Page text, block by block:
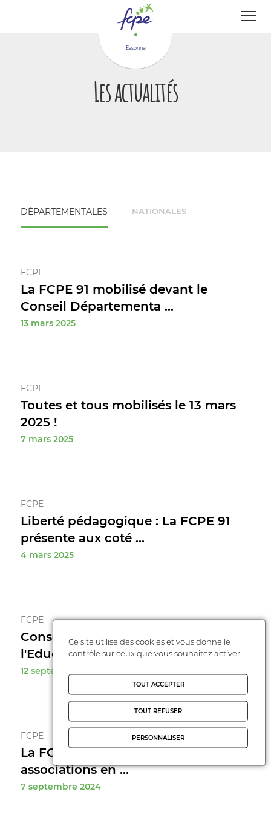
Essonne
Les actualités
DÉPARTEMENTALES NATIONALES
FCPE
La FCPE 91 mobilisé devant le
Conseil Départementa ...
13 mars 2025
FCPE
Toutes et tous mobilisés le 13 mars
2025 !
7 mars 2025
FCPE
Liberté pédagogique : La FCPE 91
présente aux coté ...
4 mars 2025
FCPE
Conseil Départemental de
l'Education Nationale de ...
12 septembre 2024
FCPE
La FCPE 91 présente aux forums des
associations en ...
7 septembre 2024
Ce site utilise des cookies et vous donne le
contrôle sur ceux que vous souhaitez activer
TOUT ACCEPTER
TOUT REFUSER
PERSONNALISER